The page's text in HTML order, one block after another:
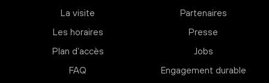
La visite
Les horaires
Plan d’accès
FAQ
Partenaires
Presse
Jobs
Engagement durable